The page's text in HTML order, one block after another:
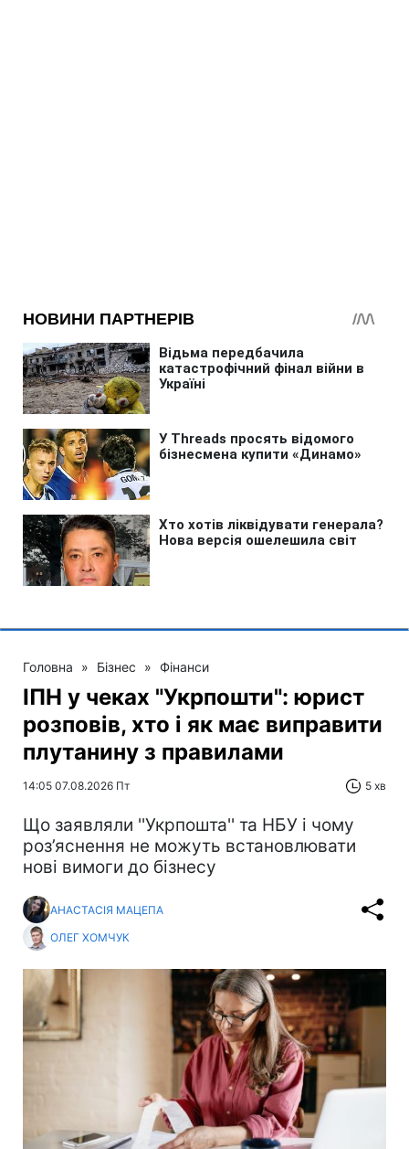
Головна » Бізнес » Фінанси
ІПН у чеках "Укрпошти": юрист
розповів, хто і як має виправити
плутанину з правилами
14:05 07.08.2026 Пт 5 хв
Що заявляли ''Укрпошта'' та НБУ і чому
роз’яснення не можуть встановлювати
нові вимоги до бізнесу
АНАСТАСІЯ МАЦЕПА
ОЛЕГ ХОМЧУК